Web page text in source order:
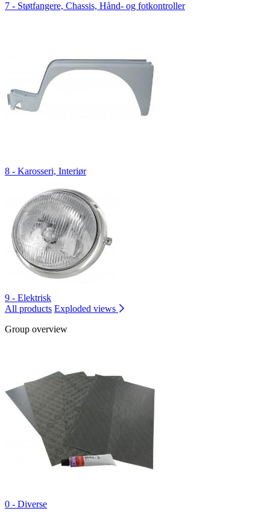
7 - Støtfangere, Chassis, Hånd- og fotkontroller
8 - Karosseri, Interiør
9 - Elektrisk
All products Exploded views
Group overview
0 - Diverse